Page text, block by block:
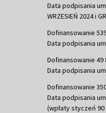
Data podpisania
WRZESIEŃ 2024 i
Dofinansowanie
Data podpisania
Dofinansowanie 49
Data podpisania
Dofinansowanie
Data podpisania
(wpłaty styczeń